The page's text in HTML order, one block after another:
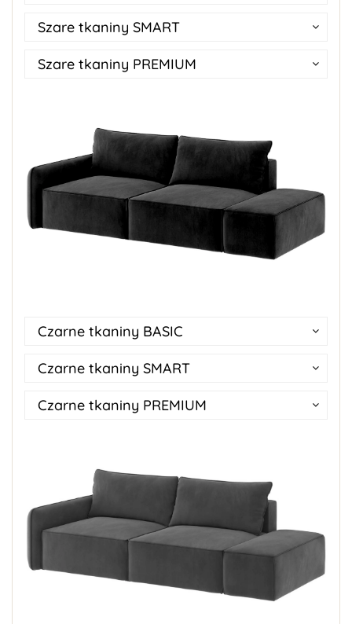
Szare tkaniny SMART
Szare tkaniny PREMIUM
Czarne tkaniny BASIC
Czarne tkaniny SMART
Czarne tkaniny PREMIUM